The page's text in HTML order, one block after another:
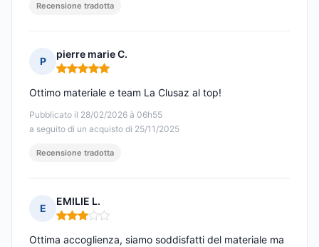
Recensione tradotta
P
pierre marie C.
Nota: 5 su 5
Pubblicato il 28/02/2026 à 06h55
a seguito di un acquisto di 25/11/2025
Ottimo materiale e team La Clusaz al top!
Recensione tradotta
E
EMILIE L.
Nota: 3 su 5
Ottima accoglienza, siamo soddisfatti del materiale ma